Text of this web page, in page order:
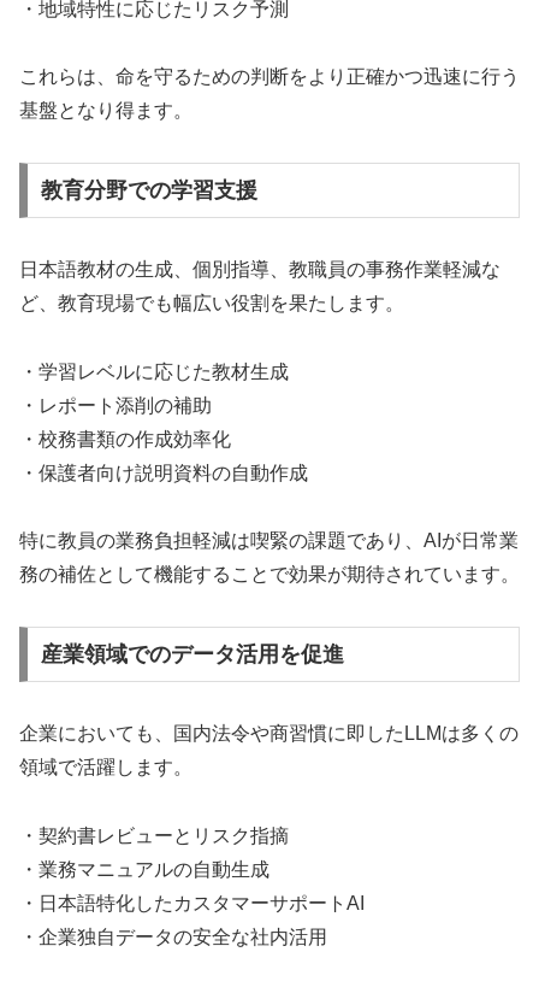
・地域特性に応じたリスク予測
これらは、命を守るための判断をより正確かつ迅速に行う
基盤となり得ます。
教育分野での学習支援
日本語教材の生成、個別指導、教職員の事務作業軽減な
ど、教育現場でも幅広い役割を果たします。
・学習レベルに応じた教材生成
・レポート添削の補助
・校務書類の作成効率化
・保護者向け説明資料の自動作成
特に教員の業務負担軽減は喫緊の課題であり、AIが日常業
務の補佐として機能することで効果が期待されています。
産業領域でのデータ活用を促進
企業においても、国内法令や商習慣に即したLLMは多くの
領域で活躍します。
・契約書レビューとリスク指摘
・業務マニュアルの自動生成
・日本語特化したカスタマーサポートAI
・企業独自データの安全な社内活用